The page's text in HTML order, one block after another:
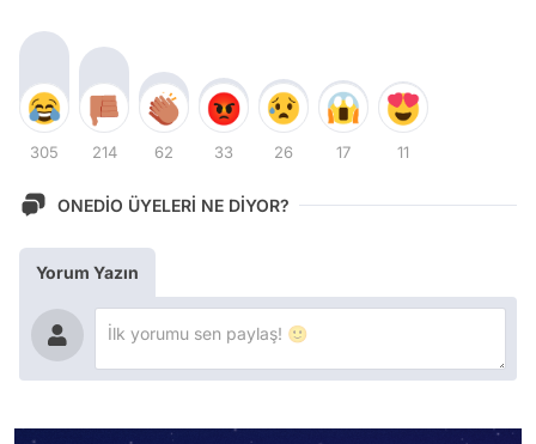
305 214 62 33 26 17 11
ONEDİO ÜYELERİ NE DİYOR?
Yorum Yazın